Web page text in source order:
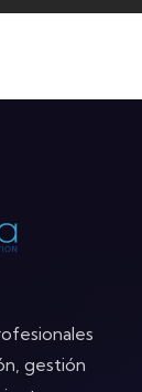
gestión